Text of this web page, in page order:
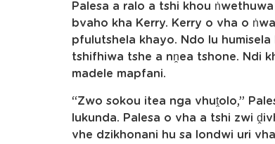
Palesa a ralo a tshi khou
bvaho kha Kerry. Kerry o vha o
pfulutshela khayo. Ndo lu
tshifhiwa tshe a nṋea tshone. Ndi
madele mapfani.
“Zwo sokou itea nga vhuṱolo,”
lukunda. Palesa o vha a tshi zwi
vhe dzikhonani hu sa londwi uri